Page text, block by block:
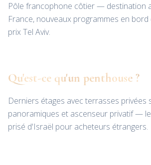
Pôle francophone côtier — destination
France, nouveaux programmes en bord
prix Tel Aviv.
Qu'est-ce qu'un penthouse ?
Derniers étages avec terrasses privées
panoramiques et ascenseur privatif —
prisé d'Israël pour acheteurs étrangers.